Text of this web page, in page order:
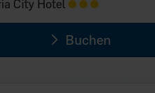
City Hotel
Buchen